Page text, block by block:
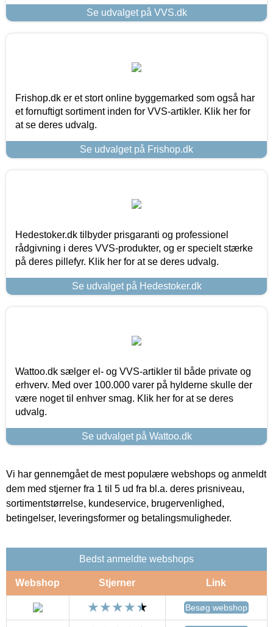
Se udvalget på VVS.dk
Frishop.dk er et stort online byggemarked som også har
et fornuftigt sortiment inden for VVS-artikler. Klik her for
at se deres udvalg.
Se udvalget på Frishop.dk
Hedestoker.dk tilbyder prisgaranti og professionel
rådgivning i deres VVS-produkter, og er specielt stærke
på deres pillefyr. Klik her for at se deres udvalg.
Se udvalget på Hedestoker.dk
Wattoo.dk sælger el- og VVS-artikler til både private og
erhverv. Med over 100.000 varer på hylderne skulle der
være noget til enhver smag. Klik her for at se deres
udvalg.
Se udvalget på Wattoo.dk
Vi har gennemgået de mest populære webshops og anmeldt
dem med stjerner fra 1 til 5 ud fra bl.a. deres prisniveau,
sortimentstørrelse, kundeservice, brugervenlighed,
betingelser, leveringsformer og betalingsmuligheder.
Bedst anmeldte webshops
Webshop Stjerner Link
Besøg webshop